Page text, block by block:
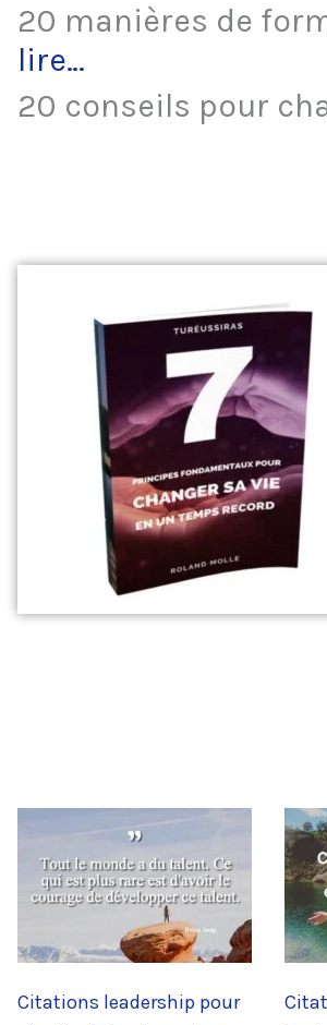
20 manières de
lire…
20 conseils pour
Citations leadership pour